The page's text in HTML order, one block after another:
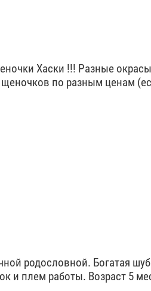
Хаски !!! Разные
по разным ценам
родословной. Богатая
и плем работы. Возраст 5